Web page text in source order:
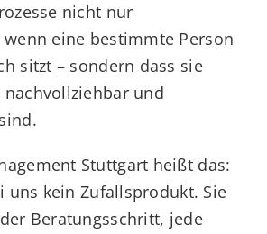
nicht nur
eine bestimmte Person
sitzt – sondern dass sie
und
Stuttgart heißt das:
uns kein Zufallsprodukt. Sie
Beratungsschritt, jede